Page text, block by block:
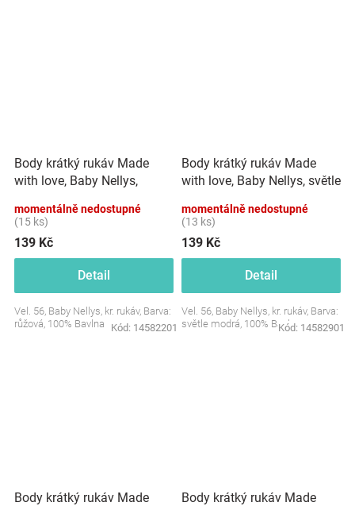
Body krátký rukáv Made
with love, Baby Nellys,
momentálně nedostupné
(15 ks)
139 Kč
Detail
Vel. 56, Baby Nellys, kr. rukáv, Barva:
růžová, 100% Bavlna
Kód: 14582201
Body krátký rukáv Made
with love, Baby Nellys, světle
momentálně nedostupné
(13 ks)
139 Kč
Detail
Vel. 56, Baby Nellys, kr. rukáv, Barva:
světle modrá, 100% Bavlna
Kód: 14582901
Body krátký rukáv Made
Body krátký rukáv Made